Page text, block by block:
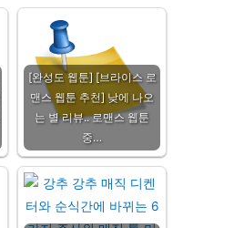
[완성도 웹툰] [브라이스 로
맨스 웹툰 추천] 낮에 나오
는 별 리뷰.. 로맨스 웹툰
중…